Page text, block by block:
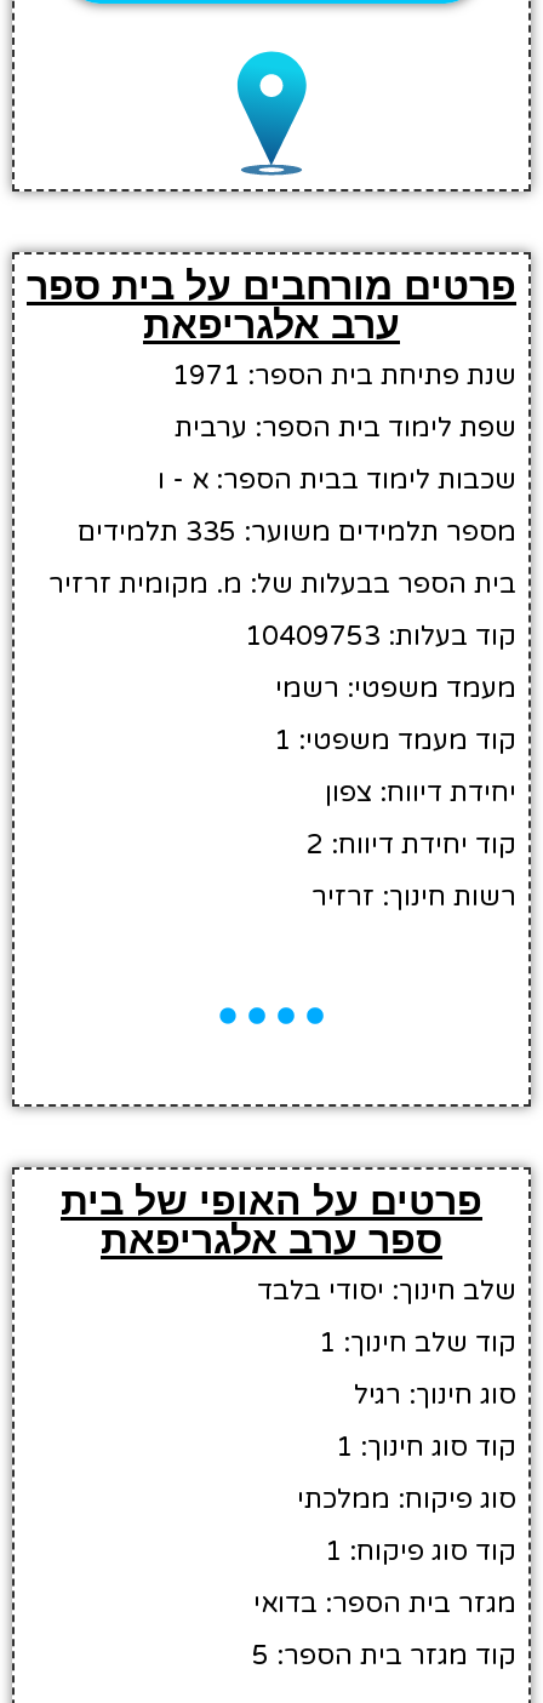
פרטים מורחבים על בית ספר
ערב אלגריפאת
שנת פתיחת בית הספר: 1971
שפת לימוד בית הספר: ערבית
שכבות לימוד בבית הספר: א - ו
מספר תלמידים משוער: 335 תלמידים
בית הספר בבעלות של: מ. מקומית זרזיר
קוד בעלות: 10409753
מעמד משפטי: רשמי
קוד מעמד משפטי: 1
יחידת דיווח: צפון
קוד יחידת דיווח: 2
רשות חינוך: זרזיר
פרטים על האופי של בית
ספר ערב אלגריפאת
שלב חינוך: יסודי בלבד
קוד שלב חינוך: 1
סוג חינוך: רגיל
קוד סוג חינוך: 1
סוג פיקוח: ממלכתי
קוד סוג פיקוח: 1
מגזר בית הספר: בדואי
קוד מגזר בית הספר: 5